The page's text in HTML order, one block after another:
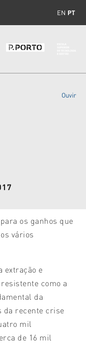
EN PT
Ouvir
os ganhos que
vários
extração e
como a
da
da recente crise
mil
de 16 mil